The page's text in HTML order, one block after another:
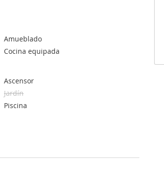
Amueblado
Cocina equipada
Ascensor
Jardín
Piscina